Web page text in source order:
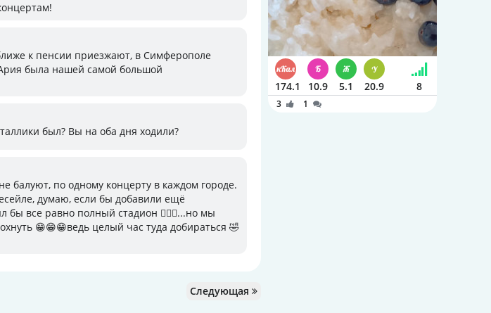
к пенсии приезжают, в Симферополе
была нашей самой большой
был? Вы на оба дня ходили?
балуют, по одному концерту в каждом городе.
думаю, если бы добавили ещё
бы все равно полный стадион 🤷🏻‍♀️...но мы
😁😁😁ведь целый час туда добираться 🤣
Следующая
174.1 10.9 5.1 20.9 8
3 1